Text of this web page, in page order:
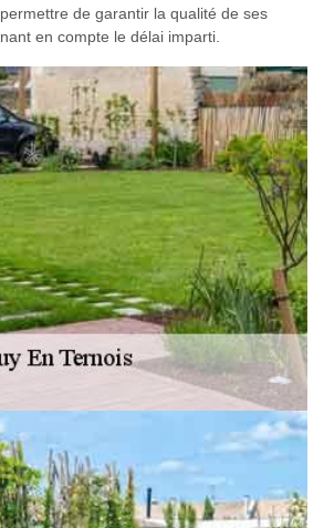
de garantir la qualité de ses
en compte le délai imparti.